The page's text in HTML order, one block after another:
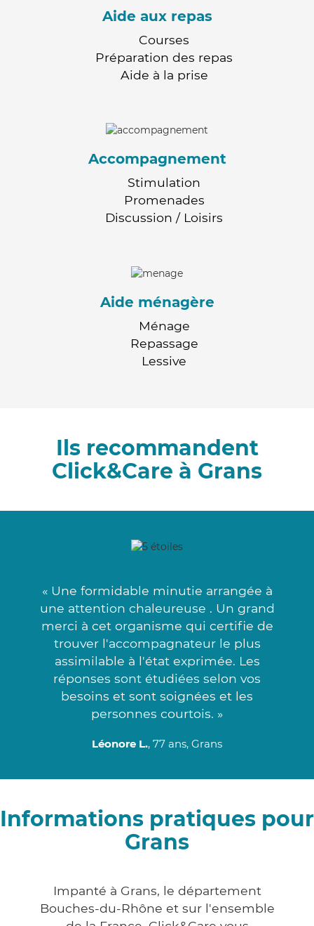
Aide aux repas
Courses
Préparation des repas
Aide à la prise
Accompagnement
Stimulation
Promenades
Discussion / Loisirs
Aide ménagère
Ménage
Repassage
Lessive
Ils recommandent
Click&Care à Grans
« Une formidable minutie arrangée à
une attention chaleureuse . Un grand
merci à cet organisme qui certifie de
trouver l'accompagnateur le plus
assimilable à l'état exprimée. Les
réponses sont étudiées selon vos
besoins et sont soignées et les
personnes courtois. »
Léonore L., 77 ans, Grans
Informations pratiques pour
Grans
Impanté à Grans, le département
Bouches-du-Rhône et sur l'ensemble